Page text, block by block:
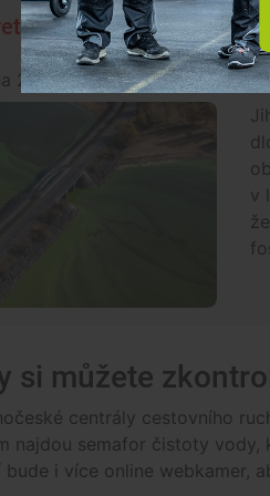
nebo záměr? Za
2026, 11:06 Společnost
v
si můžete
centrály cestovního
najdou semafor čistoty
bude i více online webkamer,